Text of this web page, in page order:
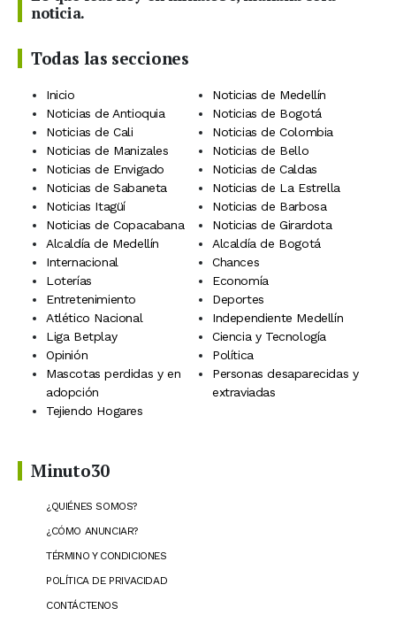
noticia.
Todas las secciones
Inicio
Noticias de Medellín
Noticias de Antioquia
Noticias de Bogotá
Noticias de Cali
Noticias de Colombia
Noticias de Manizales
Noticias de Bello
Noticias de Envigado
Noticias de Caldas
Noticias de Sabaneta
Noticias de La Estrella
Noticias Itagüí
Noticias de Barbosa
Noticias de Copacabana
Noticias de Girardota
Alcaldía de Medellín
Alcaldía de Bogotá
Internacional
Chances
Loterías
Economía
Entretenimiento
Deportes
Atlético Nacional
Independiente Medellín
Liga Betplay
Ciencia y Tecnología
Opinión
Política
Mascotas perdidas y en
adopción
Personas desaparecidas y
extraviadas
Tejiendo Hogares
Minuto30
¿QUIÉNES SOMOS?
¿CÓMO ANUNCIAR?
TÉRMINO Y CONDICIONES
POLÍTICA DE PRIVACIDAD
CONTÁCTENOS